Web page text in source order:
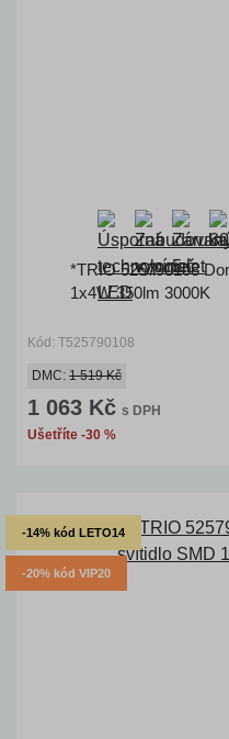
*TRIO 525790108
1x4W 350lm 3000K
Kód: T525790108
DMC: 1 519 Kč
1 063 Kč s DPH
Ušetříte -30 %
-14% kód LETO14
-20% kód VIP20